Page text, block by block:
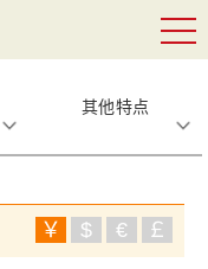
其他特点
￥ $ € ￡